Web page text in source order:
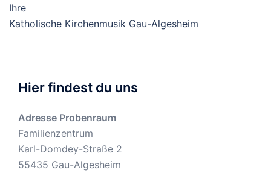
Ihre
Katholische Kirchenmusik Gau-Algesheim
Hier findest du uns
Adresse Probenraum
Familienzentrum
Karl-Domdey-Straße 2
55435 Gau-Algesheim